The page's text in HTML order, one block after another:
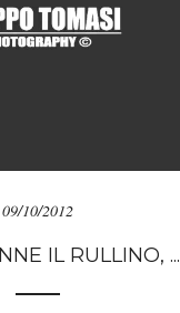
09/10/2012
IL RULLINO, ...